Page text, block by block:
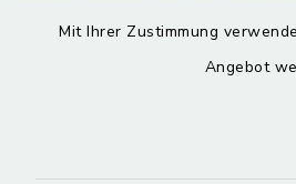
Mit Ihrer Zustimmung
Angebot
Kontaktdaten